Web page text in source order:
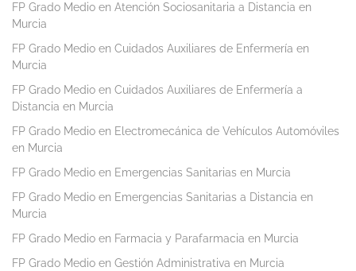
FP Grado Medio en Atención Sociosanitaria a Distancia en
Murcia
FP Grado Medio en Cuidados Auxiliares de Enfermería en
Murcia
FP Grado Medio en Cuidados Auxiliares de Enfermería a
Distancia en Murcia
FP Grado Medio en Electromecánica de Vehículos Automóviles
en Murcia
FP Grado Medio en Emergencias Sanitarias en Murcia
FP Grado Medio en Emergencias Sanitarias a Distancia en
Murcia
FP Grado Medio en Farmacia y Parafarmacia en Murcia
FP Grado Medio en Gestión Administrativa en Murcia